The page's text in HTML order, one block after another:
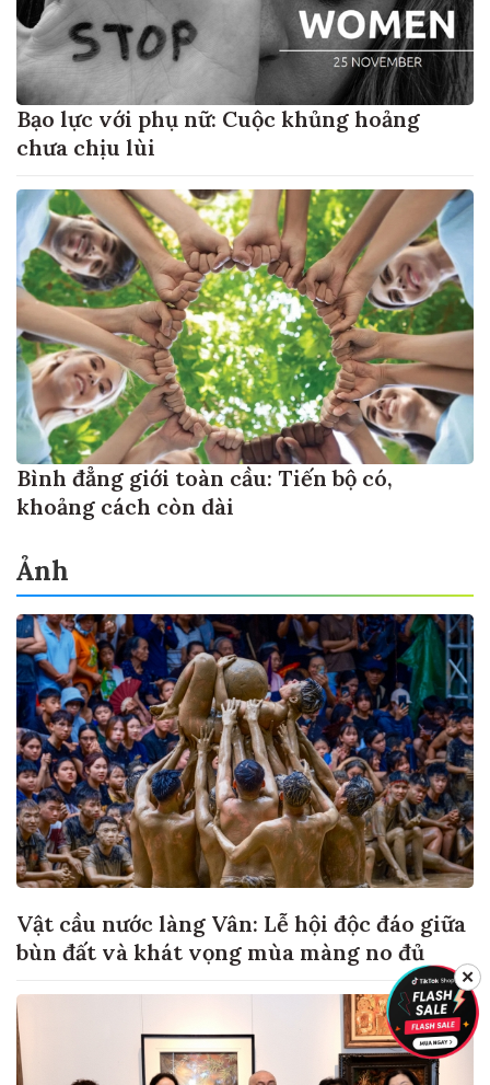
Bạo lực với phụ nữ: Cuộc khủng hoảng
chưa chịu lùi
Bình đẳng giới toàn cầu: Tiến bộ có,
khoảng cách còn dài
Ảnh
Vật cầu nước làng Vân: Lễ hội độc đáo giữa
bùn đất và khát vọng mùa màng no đủ
✕